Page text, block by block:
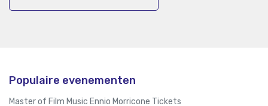
Populaire evenementen
Master of Film Music Ennio Morricone Tickets